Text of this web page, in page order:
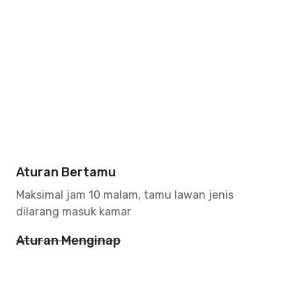
Aturan Bertamu
Maksimal jam 10 malam, tamu lawan jenis
dilarang masuk kamar
Aturan Menginap